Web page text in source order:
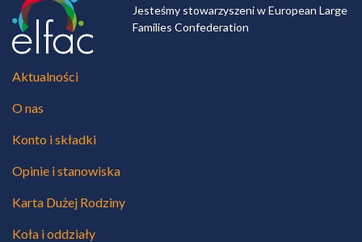
Jesteśmy stowarzyszeni w European Large
Families Confederation
Aktualności
O nas
Konto i składki
Opinie i stanowiska
Karta Dużej Rodziny
Koła i oddziały